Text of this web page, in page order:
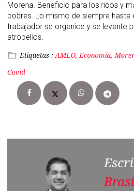
Morena. Beneficio para los ricos y
pobres. Lo mismo de siempre hasta
trabajador se organice y se levante
atropellos.
Etiquetas :AMLO, Economía,
Covid